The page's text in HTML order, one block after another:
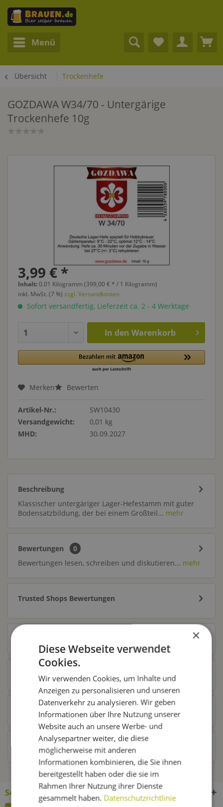
Menü
Übersicht Trockenhefe
GOZDAWA W34/70 - Untergärige
Trockenhefe 10g
3,99 € *
Inhalt:0.01 Kilogramm (399,00 € * / 1 Kilogramm)
inkl. MwSt. (7 %) zzgl. Versandkosten
Sofort versandfertig, Lieferzeit ca. 2 - 4 Werktage
In den Warenkorb
Merken Bewerten
Artikel-Nr.:
SW10430
Versandgewicht:
0,01 kg
MHD:
30.09.2027
Beschreibung
Klassischer untergäriger Lager-Hefestamm mit guter
Bodensatzbildung, der bei einem Großteil... mehr
Bewertungen
0
Bewertungen lesen, schreiben und diskutieren... mehr
Trusted Shops Bewertungen
Ähnliche Artikel
Kunden kauften auch
Kunden haben sich ebenfalls angesehen
Service Hotline
×
Diese Webseite verwendet
Cookies.
Wir verwenden Cookies, um Inhalte und
Anzeigen zu personalisieren und unseren
Datenverkehr zu analysieren. Wir geben
Informationen über Ihre Nutzung unserer
Website auch an unsere Werbe- und
Analysepartner weiter, die diese
möglicherweise mit anderen
Informationen kombinieren, die Sie ihnen
bereitgestellt haben oder die sie im
Rahmen Ihrer Nutzung ihrer Dienste
gesammelt haben. Datenschutzrichtlinie